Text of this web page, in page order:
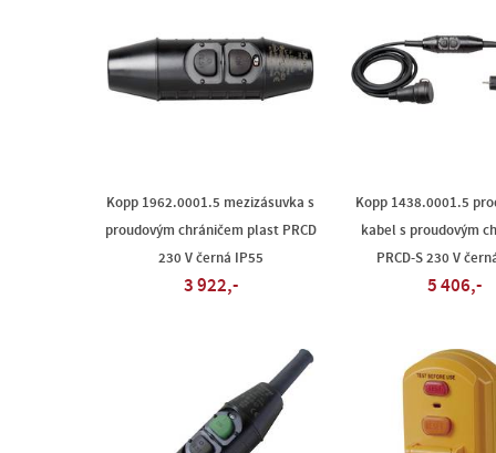
Kopp 1962.0001.5 mezizásuvka s
proudovým chráničem plast PRCD
230 V černá IP55
3 922,-
Kopp 1438.0001.5
kabel s proudovým
PRCD-S 230 V
5 406,-